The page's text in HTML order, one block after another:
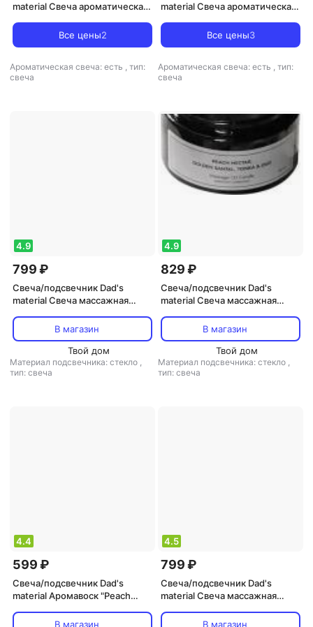
material Свеча ароматическая
Tonka", 90 грВсе цены2
Ароматическая свеча: есть , тип:
свеча
material Свеча ароматическая
Musk & Black Coral", 90 гр
Все цены3
Ароматическая свеча: есть , тип:
свеча
4.9
799 ₽
Свеча/подсвечник Dad's
material Свеча массажная
Musk & Black Coral", 50 мл
В магазин
Твой дом
Материал подсвечника: стекло ,
тип: свеча
4.9
829 ₽
Свеча/подсвечник Dad's
material Свеча массажная
Tonka", 50 млВ магазин
Твой дом
Материал подсвечника: стекло ,
тип: свеча
4.4
599 ₽
Свеча/подсвечник Dad's
material Аромавоск "Peach
В магазин
4.5
799 ₽
Свеча/подсвечник Dad's
material Свеча массажная
В магазин